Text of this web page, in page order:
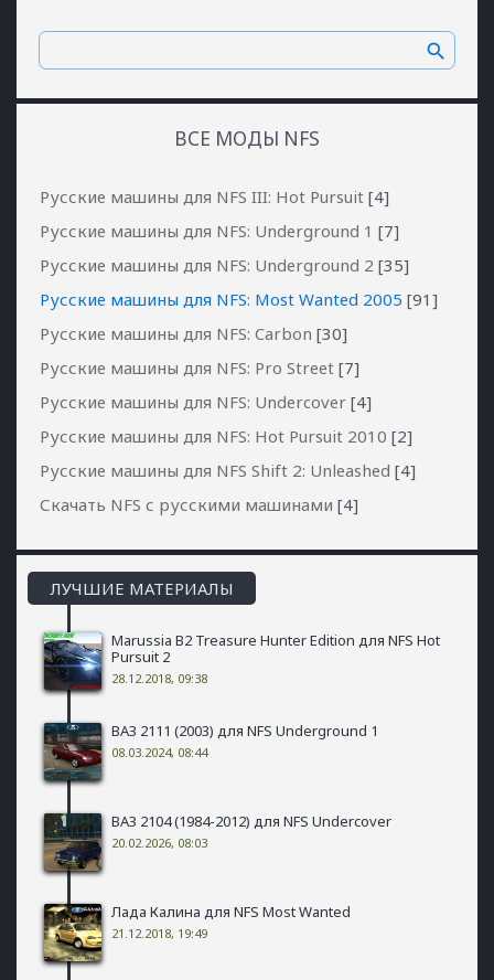
ВСЕ МОДЫ NFS
Русские машины для NFS III: Hot Pursuit [4]
Русские машины для NFS: Underground 1 [7]
Русские машины для NFS: Underground 2 [35]
Русские машины для NFS: Most Wanted 2005 [91]
Русские машины для NFS: Carbon [30]
Русские машины для NFS: Pro Street [7]
Русские машины для NFS: Undercover [4]
Русские машины для NFS: Hot Pursuit 2010 [2]
Русские машины для NFS Shift 2: Unleashed [4]
Скачать NFS с русскими машинами [4]
ЛУЧШИЕ МАТЕРИАЛЫ
Marussia B2 Treasure Hunter Edition для NFS Hot
Pursuit 2
28.12.2018, 09:38
ВАЗ 2111 (2003) для NFS Underground 1
08.03.2024, 08:44
ВАЗ 2104 (1984-2012) для NFS Undercover
20.02.2026, 08:03
Лада Калина для NFS Most Wanted
21.12.2018, 19:49